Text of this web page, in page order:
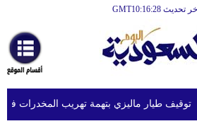
آخر تحديث GMT10:16:28
أخبارعاجلة
رياضة
ثقافةطيار ماليزي بتهمة تهريب المخدرات في